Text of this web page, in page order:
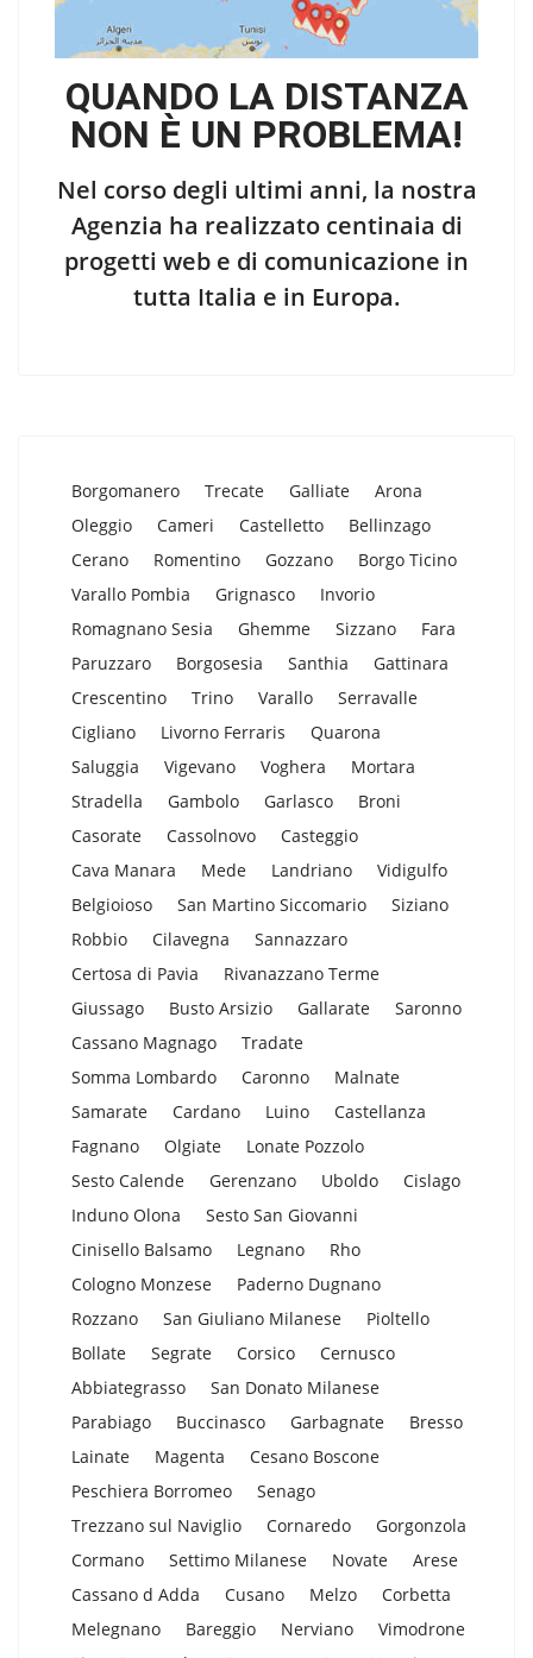
QUANDO LA DISTANZA
NON È UN PROBLEMA!
Nel corso degli ultimi anni, la nostra
Agenzia ha realizzato centinaia di
progetti web e di comunicazione in
tutta Italia e in Europa.
Borgomanero Trecate Galliate
Arona
Oleggio
Cameri Castelletto
Bellinzago
Cerano
Romentino Gozzano
Borgo Ticino
Varallo Pombia
Grignasco
Invorio
Romagnano Sesia
Ghemme Sizzano
Fara
Paruzzaro
Borgosesia Santhia
Gattinara
Crescentino
Trino Varallo
Serravalle
Cigliano
Livorno Ferraris
Quarona
Saluggia
Vigevano Voghera
Mortara
Stradella
Gambolo Garlasco
Broni
Casorate
Cassolnovo
Casteggio
Cava Manara
Mede Landriano
Vidigulfo
Belgioioso
San Martino Siccomario
Siziano
Robbio
Cilavegna
Sannazzaro
Certosa di Pavia
Rivanazzano Terme
Giussago
Busto Arsizio Gallarate
Saronno
Cassano Magnago
Tradate
Somma Lombardo
Caronno
Malnate
Samarate
Cardano Luino
Castellanza
Fagnano
Olgiate
Lonate Pozzolo
Sesto Calende
Gerenzano Uboldo
Cislago
Induno Olona
Sesto San Giovanni
Cinisello Balsamo
Legnano
Rho
Cologno Monzese
Paderno Dugnano
Rozzano
San Giuliano Milanese
Pioltello
Bollate
Segrate Corsico
Cernusco
Abbiategrasso
San Donato Milanese
Parabiago
Buccinasco Garbagnate
Bresso
Lainate
Magenta
Cesano Boscone
Peschiera Borromeo
Senago
Trezzano sul Naviglio
Cornaredo
Gorgonzola
Cormano
Settimo Milanese Novate
Arese
Cassano d Adda
Cusano Melzo
Corbetta
Melegnano
Bareggio Nerviano
Vimodrone